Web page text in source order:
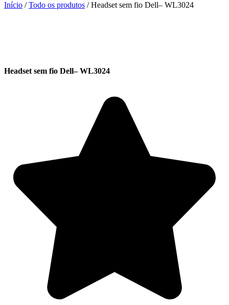
Início /Todo os produtos / Headset sem fio Dell– WL3024
Headset sem fio Dell– WL3024